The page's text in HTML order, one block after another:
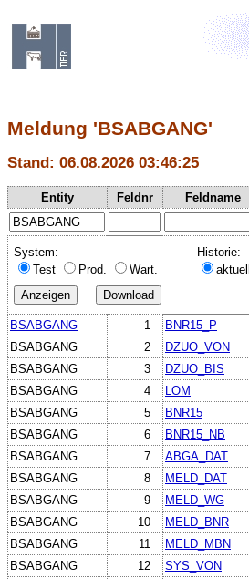
Meldung 'BSABGANG'
Stand: 06.08.2026 03:46:25
Entity Feldnr Feldname
System:
Test
Prod. Wart.
Historie:
aktuell
BSABGANG 1 BNR15_P
BSABGANG
2 DZUO_VON
BSABGANG
3 DZUO_BIS
BSABGANG
4 LOM
BSABGANG
5 BNR15
BSABGANG
6 BNR15_NB
BSABGANG
7 ABGA_DAT
BSABGANG
8 MELD_DAT
BSABGANG
9 MELD_WG
BSABGANG
10 MELD_BNR
BSABGANG
11 MELD_MBN
BSABGANG
12 SYS_VON